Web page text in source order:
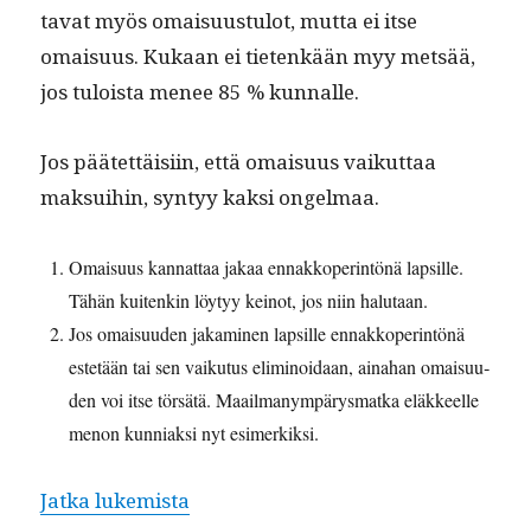
ta­vat myös omaisu­us­tu­lot, mut­ta ei itse
omaisu­us. Kukaan ei tietenkään myy met­sää,
jos tuloista menee 85 % kunnalle.
Jos päätet­täisi­in, että omaisu­us vaikut­taa
mak­sui­hin, syn­tyy kak­si ongelmaa.
Omaisu­us kan­nat­taa jakaa ennakkoper­in­tönä lap­sille.
Tähän kuitenkin löy­tyy keinot, jos niin halutaan.
Jos omaisu­u­den jakami­nen lap­sille ennakkoper­in­tönä
estetään tai sen vaiku­tus elim­i­noidaan, aina­han omaisu­u­
den voi itse törsätä. Maail­manympärys­mat­ka eläk­keelle
menon kun­ni­ak­si nyt esimerkiksi.
Jat­ka lukemista